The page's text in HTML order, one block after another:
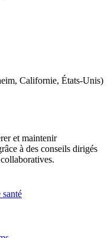
Californie, États-Unis)
et maintenir
à des conseils dirigés
santé